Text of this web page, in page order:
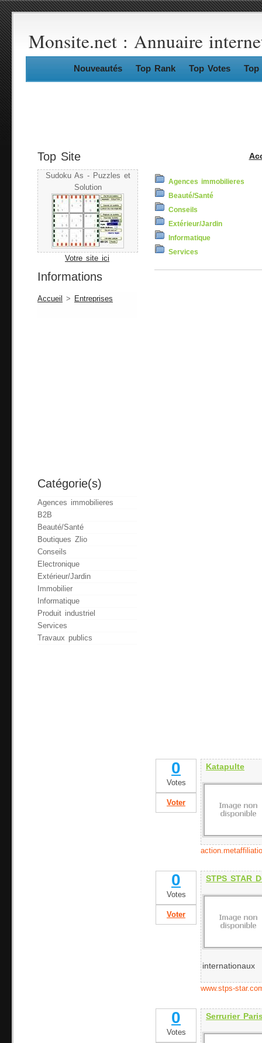
Monsite.net : Annuaire
Nouveautés Top Rank Top Votes Top
Top Site
Sudoku As - Puzzles et
Solution
Votre site ici
Informations
Accueil > Entreprises
Catégorie(s)
Agences immobilieres
B2B
Beauté/Santé
Boutiques Zlio
Conseils
Electronique
Extérieur/Jardin
Immobilier
Informatique
Produit industriel
Services
Travaux publics
Agences immobilieres
Beauté/Santé
Conseils
Extérieur/Jardin
Informatique
Services
0
Votes
Voter
Katapulte
0
Votes
Voter
STPS STAR
internationaux
www.stps-
0
Votes
Serrurier